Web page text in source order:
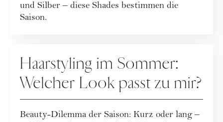
und Silber – diese Shades bestimmen die
Saison.
Haarstyling im Sommer:
Welcher Look passt zu mir?
Beauty-Dilemma der Saison: Kurz oder lang –